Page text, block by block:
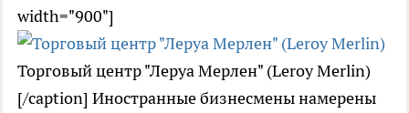
width="900"]
Торговый центр "Леруа Мерлен" (Leroy Merlin)
[/caption] Иностранные бизнесмены намерены